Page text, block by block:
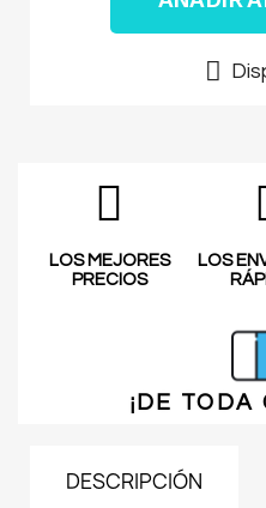
LOS MEJORES
PRECIOS
LOS
¡DE TODA
DESCRIPCIÓN